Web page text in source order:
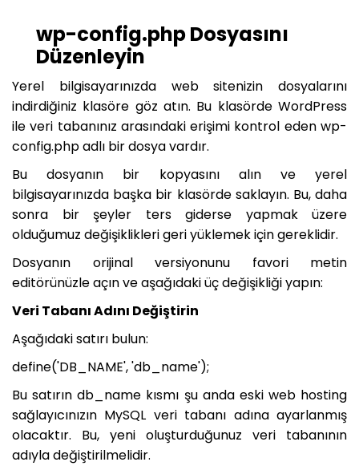
wp-config.php Dosyasını
Düzenleyin
Yerel bilgisayarınızda web sitenizin dosyalarını
indirdiğiniz klasöre göz atın. Bu klasörde WordPress
ile veri tabanınız arasındaki erişimi kontrol eden wp-
config.php adlı bir dosya vardır.
Bu dosyanın bir kopyasını alın ve yerel
bilgisayarınızda başka bir klasörde saklayın. Bu, daha
sonra bir şeyler ters giderse yapmak üzere
olduğumuz değişiklikleri geri yüklemek için gereklidir.
Dosyanın orijinal versiyonunu favori metin
editörünüzle açın ve aşağıdaki üç değişikliği yapın:
Veri Tabanı Adını Değiştirin
Aşağıdaki satırı bulun:
define('DB_NAME', 'db_name');
Bu satırın db_name kısmı şu anda eski web hosting
sağlayıcınızın MySQL veri tabanı adına ayarlanmış
olacaktır. Bu, yeni oluşturduğunuz veri tabanının
adıyla değiştirilmelidir.